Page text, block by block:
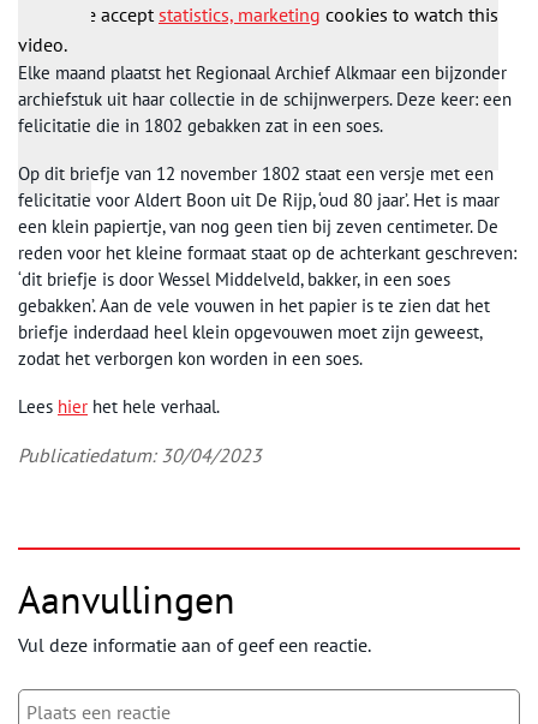
Please acceptstatistics, marketing cookies to watch this
video.
Elke maand plaatst het Regionaal Archief Alkmaar een bijzonder
archiefstuk uit haar collectie in de schijnwerpers. Deze keer: een
felicitatie die in 1802 gebakken zat in een soes.
Op dit briefje van 12 november 1802 staat een versje met een
felicitatie voor Aldert Boon uit De Rijp, ‘oud 80 jaar’. Het is maar
een klein papiertje, van nog geen tien bij zeven centimeter. De
reden voor het kleine formaat staat op de achterkant geschreven:
‘dit briefje is door Wessel Middelveld, bakker, in een soes
gebakken’. Aan de vele vouwen in het papier is te zien dat het
briefje inderdaad heel klein opgevouwen moet zijn geweest,
zodat het verborgen kon worden in een soes.
Lees hier het hele verhaal.
Publicatiedatum: 30/04/2023
Aanvullingen
Vul deze informatie aan of geef een reactie.